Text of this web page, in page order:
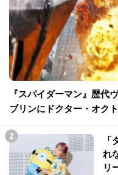
『スパイダーマン』歴代
ブリンにドクター・オク
れ
リ